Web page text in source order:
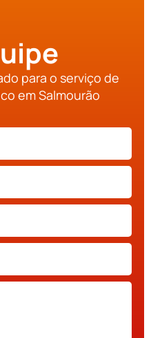
para o serviço de
em Salmourão